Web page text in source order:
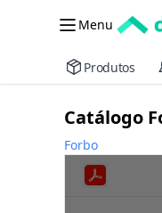
Menu
Produtos
Catálogo
Forbo